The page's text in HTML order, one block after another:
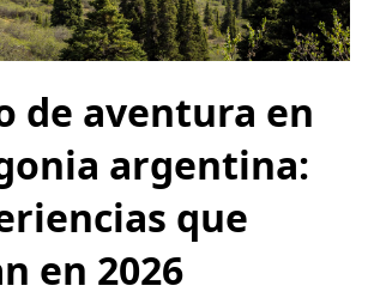
de aventura en
argentina:
que
en 2026